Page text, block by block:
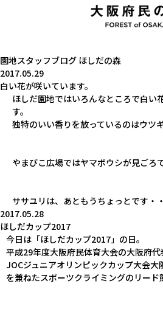
園地スタッフブログ ほしだの森
2017.05.29
白い花が咲いています。
ほしだ園地ではいろんなところで白い
す
独特のいい香りを放っているのはウツ
やまびこ広場ではヤマボウシが見ごろで
ササユリは、あともうちょっとです・・
2017.05.28
ほしだカップ2017
今日は「ほしだカップ2017」の日。
平成29年度大阪府民体育大会の大阪府
JOCジュニアオリンピックカップ大会
を兼ねたスポーツクライミングのリード